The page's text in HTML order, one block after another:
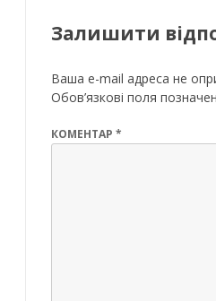
Залишити
Ваша e-mail адреса не
Обов’язкові поля
КОМЕНТАР *